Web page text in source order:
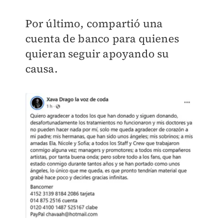
Por último, compartió una
cuenta de banco para quienes
quieran seguir apoyando su
causa.